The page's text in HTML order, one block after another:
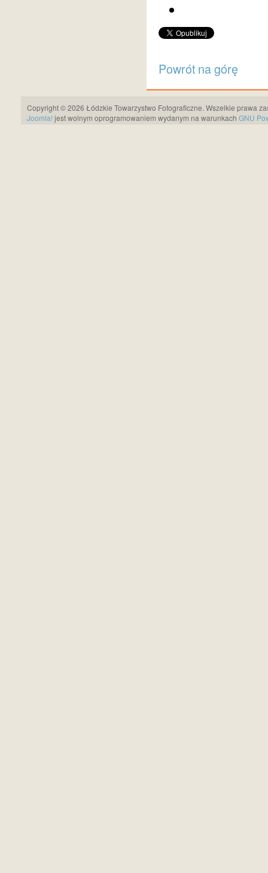
Powrót na górę
Copyright © 2026 Łódzkie Towarzystwo Fotograficzne. Wszelkie prawa
Joomla! jest wolnym oprogramowaniem wydanym na warunkach GNU